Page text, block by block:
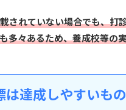
されていない場合でも、打
多々あるため、養成校等の
は達成しやすいも